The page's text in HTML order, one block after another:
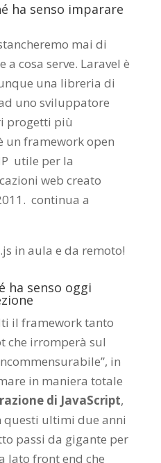
ha senso imparare
mai di
a cosa serve. Laravel è
una libreria di
uno sviluppatore
progetti più
un framework open
utile per la
web creato
continua a
in aula e da remoto!
ha senso oggi
il framework tanto
che irromperà sul
in
in maniera totale
di JavaScript,
questi ultimi due anni
passi da gigante per
lato front end che